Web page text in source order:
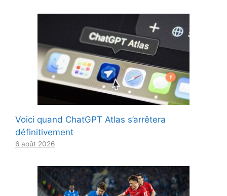
Voici quand ChatGPT Atlas s’arrêtera
définitivement
6 août 2026